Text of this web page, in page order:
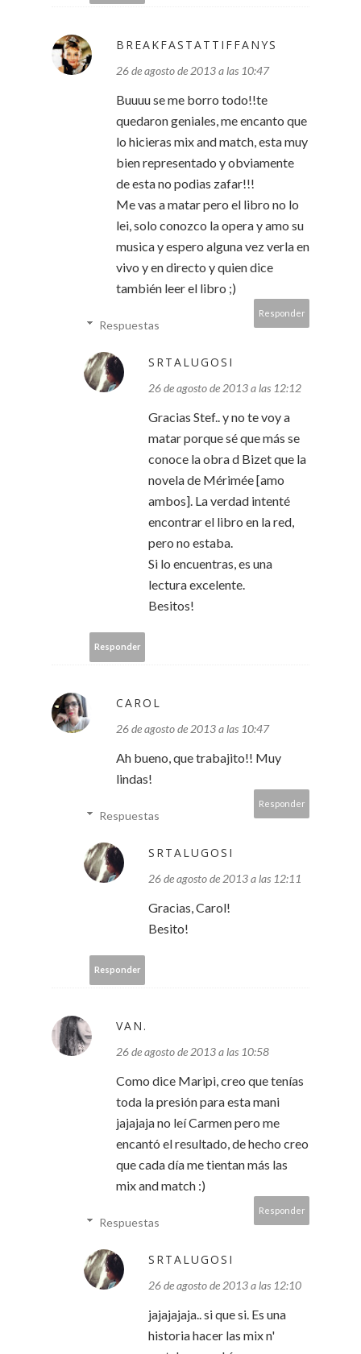
BREAKFASTATTIFFANYS
26 de agosto de 2013 a las 10:47
Buuuu se me borro todo!!te
quedaron geniales, me encanto que
lo hicieras mix and match, esta muy
bien representado y obviamente
de esta no podias zafar!!!
Me vas a matar pero el libro no lo
lei, solo conozco la opera y amo su
musica y espero alguna vez verla en
vivo y en directo y quien dice
también leer el libro ;)
Responder
Respuestas
SRTALUGOSI
26 de agosto de 2013 a las 12:12
Gracias Stef.. y no te voy a
matar porque sé que más se
conoce la obra d Bizet que la
novela de Mérimée [amo
ambos]. La verdad intenté
encontrar el libro en la red,
pero no estaba.
Si lo encuentras, es una
lectura excelente.
Besitos!
Responder
CAROL
26 de agosto de 2013 a las 10:47
Ah bueno, que trabajito!! Muy
lindas!
Responder
Respuestas
SRTALUGOSI
26 de agosto de 2013 a las 12:11
Gracias, Carol!
Besito!
Responder
VAN.
26 de agosto de 2013 a las 10:58
Como dice Maripi, creo que tenías
toda la presión para esta mani
jajajaja no leí Carmen pero me
encantó el resultado, de hecho creo
que cada día me tientan más las
mix and match :)
Responder
Respuestas
SRTALUGOSI
26 de agosto de 2013 a las 12:10
jajajajaja.. si que si. Es una
historia hacer las mix n'